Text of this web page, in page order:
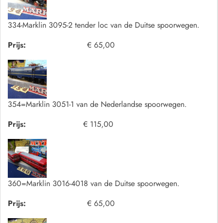
334-Marklin 3095-2 tender loc van de Duitse spoorwegen.
Prijs:
€ 65,00
354=Marklin 3051-1 van de Nederlandse spoorwegen.
Prijs:
€ 115,00
360=Marklin 3016-4018 van de Duitse spoorwegen.
Prijs:
€ 65,00